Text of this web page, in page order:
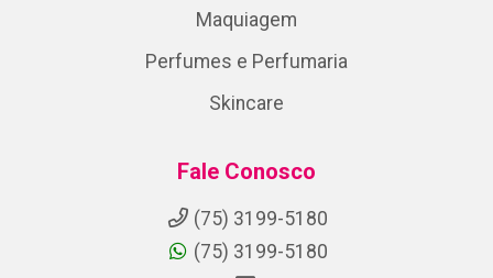
Maquiagem
Perfumes e Perfumaria
Skincare
Fale Conosco
(75) 3199-5180
(75) 3199-5180